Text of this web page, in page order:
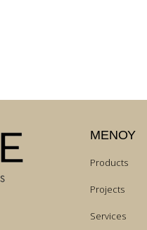
ΜΕΝΟΥ
Products
Projects
Services